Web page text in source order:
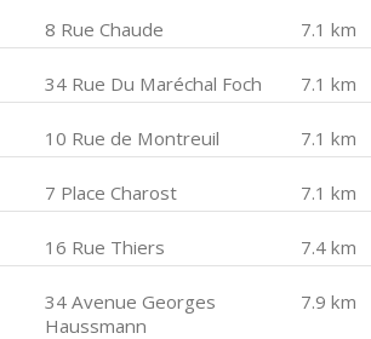
8 Rue Chaude 7.1 km
34 Rue Du Maréchal Foch 7.1 km
10 Rue de Montreuil 7.1 km
7 Place Charost 7.1 km
16 Rue Thiers 7.4 km
34 Avenue Georges
Haussmann
7.9 km